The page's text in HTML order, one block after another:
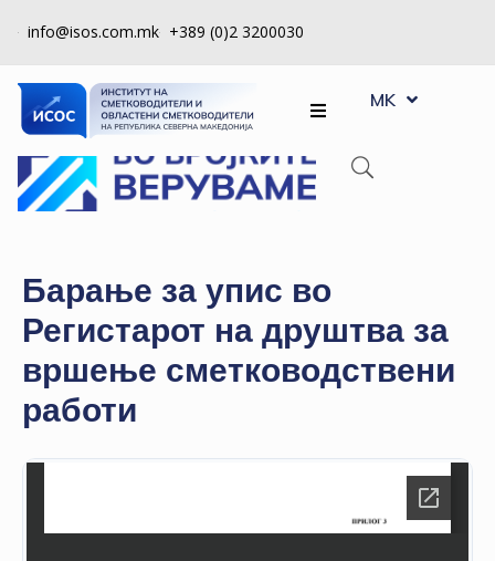
info@isos.com.mk +389 (0)2 3200030
ЗА
НАС
РЕГИСТРИ
НА
КВАЛИТЕТ
КАКО
ДА
СТАНАМ
ЧЛЕН
MK
SQ
Барање за упис во
Регистарот на друштва за
вршење сметководствени
работи